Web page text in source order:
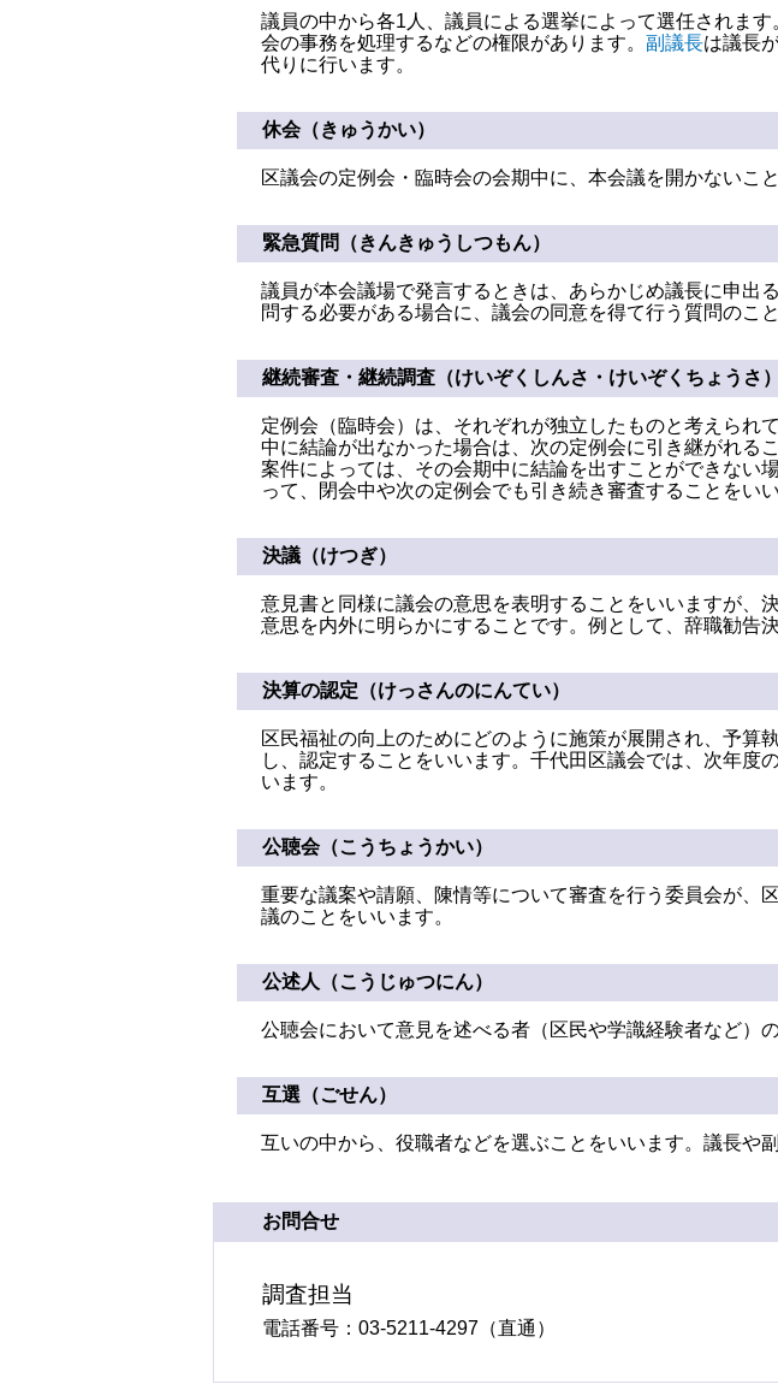
議員の中から各1人、議員による選挙によって選任されます
会の事務を処理するなどの権限があります。 副議長は議長
代りに行います。
休会（きゅうかい）
区議会の定例会・臨時会の会期中に、本会議を開かないこ
緊急質問（きんきゅうしつもん）
議員が本会議場で発言するときは、あらかじめ議長に申出
問する必要がある場合に、議会の同意を得て行う質問のこ
継続審査・継続調査（けいぞくしんさ・けいぞくちょうさ）
定例会（臨時会）は、それぞれが独立したものと考えられ
中に結論が出なかった場合は、次の定例会に引き継がれる
案件によっては、その会期中に結論を出すことができない
って、閉会中や次の定例会でも引き続き審査することをいい
決議（けつぎ）
意見書と同様に議会の意思を表明することをいいますが、
意思を内外に明らかにすることです。例として、辞職勧告
決算の認定（けっさんのにんてい）
区民福祉の向上のためにどのように施策が展開され、予算
し、認定することをいいます。千代田区議会では、次年度
います。
公聴会（こうちょうかい）
重要な議案や請願、陳情等について審査を行う委員会が、
議のことをいいます。
公述人（こうじゅつにん）
公聴会において意見を述べる者（区民や学識経験者など）
互選（ごせん）
互いの中から、役職者などを選ぶことをいいます。議長や
お問合せ
調査担当
電話番号：03-5211-4297（直通）